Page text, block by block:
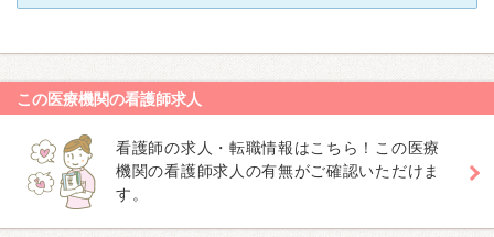
この医療機関の看護師求人
看護師の求人・転職情報はこちら！この医療
機関の看護師求人の有無がご確認いただけま
す。